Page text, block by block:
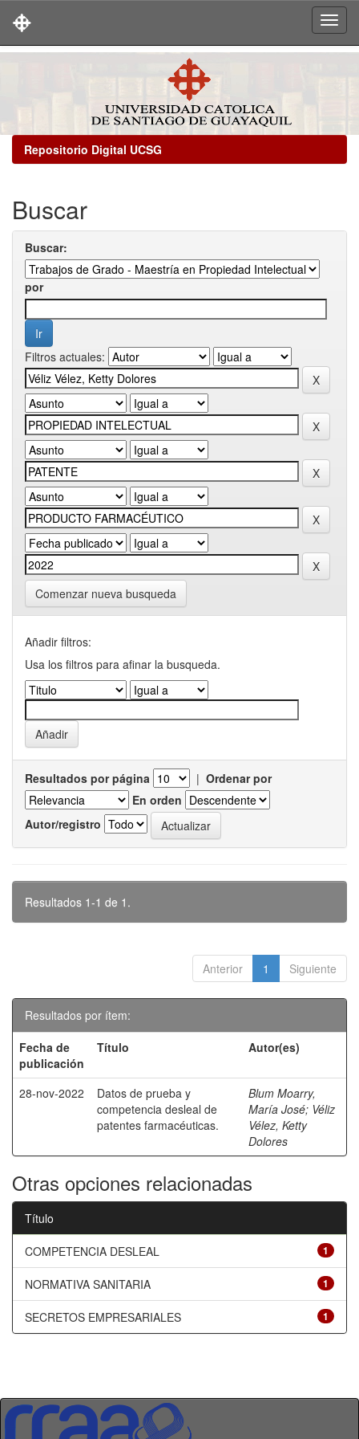
Repositorio Digital UCSG
Buscar
Buscar:
por
Filtros actuales:
Comenzar nueva busqueda
Añadir filtros:
Usa los filtros para afinar la busqueda.
Resultados por página | Ordenar por
En orden
Autor/registro
Resultados 1-1 de 1.
Anterior 1 Siguiente
Resultados por ítem:
Fecha de
publicación
Título Autor(es)
28-nov-2022
Datos de prueba y
competencia desleal de
patentes farmacéuticas.
Blum Moarry,
María José; Véliz
Vélez, Ketty
Dolores
Otras opciones relacionadas
Título
1
COMPETENCIA DESLEAL
1
NORMATIVA SANITARIA
1
SECRETOS EMPRESARIALES